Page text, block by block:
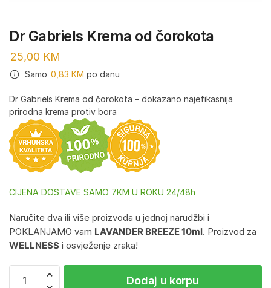
Dr Gabriels Krema od čorokota
25,00 KM
Samo 0,83 KM po danu
Dr Gabriels Krema od čorokota – dokazano najefikasnija
prirodna krema protiv bora
CIJENA DOSTAVE SAMO 7KM U ROKU 24/48h
Naručite dva ili više proizvoda u jednoj narudžbi i
POKLANJAMO vam LAVANDER BREEZE 10ml. Proizvod za
WELLNESS i osvježenje zraka!
Dodaj u korpu